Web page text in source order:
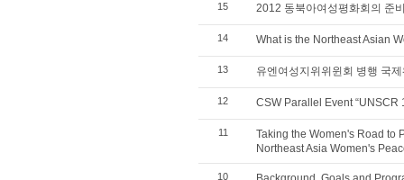
15 2012 동북아여성평화회의 준
14 What is the Northeast Asian
13 유엔여성지위위윈회 병행 국
12 CSW Parallel Event
11
Taking the Women's Road to
Northeast Asia Women's
10